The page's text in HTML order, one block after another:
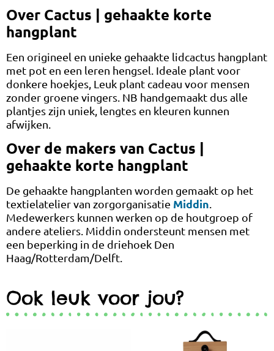
Over Cactus | gehaakte korte
hangplant
Een origineel en unieke gehaakte lidcactus hangplant
met pot en een leren hengsel. Ideale plant voor
donkere hoekjes, Leuk plant cadeau voor mensen
zonder groene vingers. NB handgemaakt dus alle
plantjes zijn uniek, lengtes en kleuren kunnen
afwijken.
Over de makers van Cactus |
gehaakte korte hangplant
De gehaakte hangplanten worden gemaakt op het
textielatelier van zorgorganisatie Middin.
Medewerkers kunnen werken op de houtgroep of
andere ateliers. Middin ondersteunt mensen met
een beperking in de driehoek Den
Haag/Rotterdam/Delft.
Ook leuk voor jou?